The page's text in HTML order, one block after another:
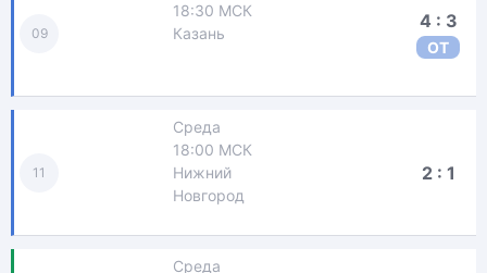
09
18:30 МСК
Казань
4 : 3
ОТ
11
Среда
18:00 МСК
Нижний
Новгород
2 : 1
Среда